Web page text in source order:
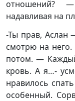
отношений?
надавливая на
-Ты прав, Аслан
смотрю на
потом. —
кровь. А я…-
нравилось
особенный.